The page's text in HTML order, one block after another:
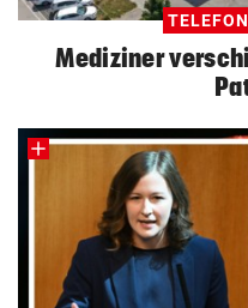
Mediziner